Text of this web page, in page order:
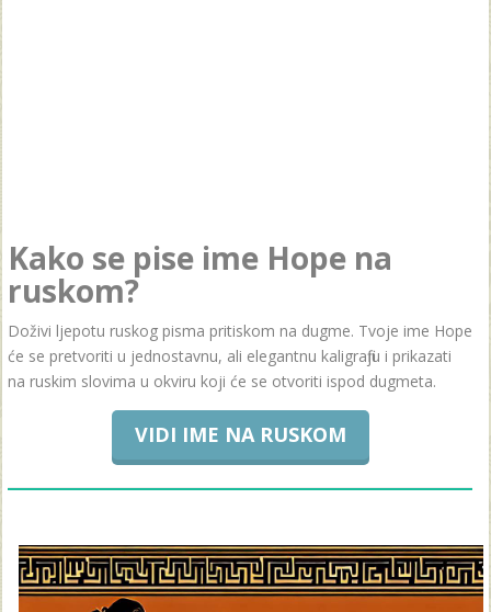
Kako se pise ime Hope na
ruskom?
Doživi ljepotu ruskog pisma pritiskom na dugme. Tvoje ime Hope
će se pretvoriti u jednostavnu, ali elegantnu kaligrafiju i prikazati
na ruskim slovima u okviru koji će se otvoriti ispod dugmeta.
VIDI IME NA RUSKOM